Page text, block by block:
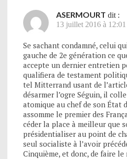
ASERMOURT dit :
13 juillet 2016 à 12:01
Se sachant condamné, celui
gauche de 2e génération ce
accepte un dernier entretien
qualifiera de testament
tel Mitterrand usant de
désarmer l’ogre Séguin, il
atomique au chef de son État
assomme le premier des
céder la place à meilleur que
présidentialiser au point de
seul socialiste à l’avoir
Cinquième, et donc, de faire